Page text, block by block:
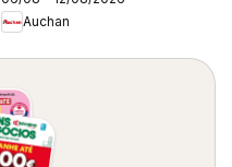
Auchan